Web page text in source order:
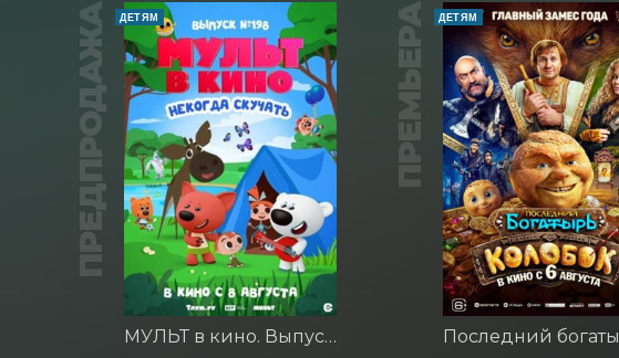
ПРЕДПРОДАЖА ДЕТЯМ
МУЛЬТ в кино. Выпуск №198. Некогда скучать
ПРЕМЬЕРА ДЕТЯМ